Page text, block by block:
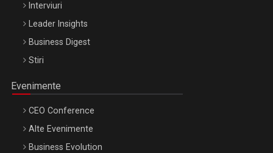
Interviuri
Leader Insights
Business Digest
Stiri
Evenimente
CEO Conference
Alte Evenimente
Business Evolution